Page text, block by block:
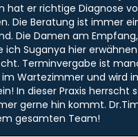
hat er richtige Diagnose
Die Beratung ist immer
Die Damen am
Suganya hier
Terminvergabe ist
Wartezimmer und wird
In dieser Praxis herrscht
gerne hin kommt.
gesamten Team!